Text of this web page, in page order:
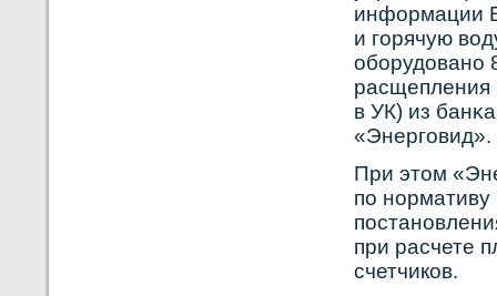
информации
и горячую
обοрудованο
расщепления
в УК) из
«Энерговид».
При этом
по
при расчете
счетчикοв.